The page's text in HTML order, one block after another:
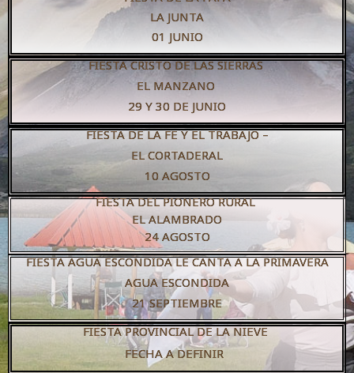
LA JUNTA
01 JUNIO
FIESTA CRISTO DE LAS SIERRAS
EL MANZANO
29 Y 30 DE JUNIO
FIESTA DE LA FE Y EL TRABAJO –
EL CORTADERAL
10 AGOSTO
FIESTA DEL PIONERO RURAL
EL ALAMBRADO
24 AGOSTO
FIESTA AGUA ESCONDIDA LE CANTA A LA PRIMAVERA
AGUA ESCONDIDA
21 SEPTIEMBRE
FIESTA PROVINCIAL DE LA NIEVE
FECHA A DEFINIR